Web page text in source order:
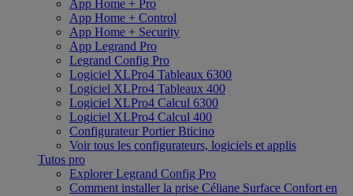
App Home + Pro
App Home + Control
App Home + Security
App Legrand Pro
Legrand Config Pro
Logiciel XLPro4 Tableaux 6300
Logiciel XLPro4 Tableaux 400
Logiciel XLPro4 Calcul 6300
Logiciel XLPro4 Calcul 400
Configurateur Portier Bticino
Voir tous les configurateurs, logiciels et applis
Tutos pro
Explorer Legrand Config Pro
Comment installer la prise Céliane Surface Confort en